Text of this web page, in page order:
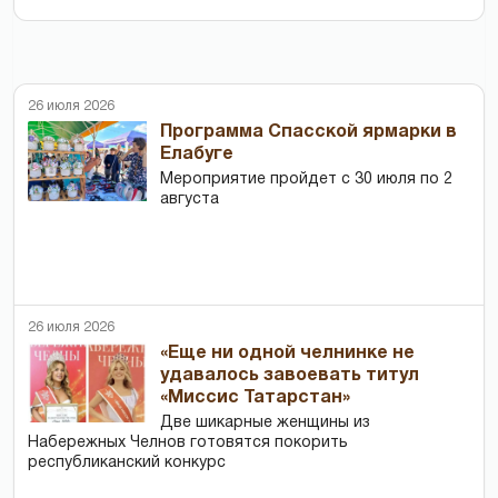
26 июля 2026
Программа Спасской ярмарки в
Елабуге
Мероприятие пройдет с 30 июля по 2
августа
26 июля 2026
«Еще ни одной челнинке не
удавалось завоевать титул
«Миссис Татарстан»
Две шикарные женщины из
Набережных Челнов готовятся покорить
республиканский конкурс